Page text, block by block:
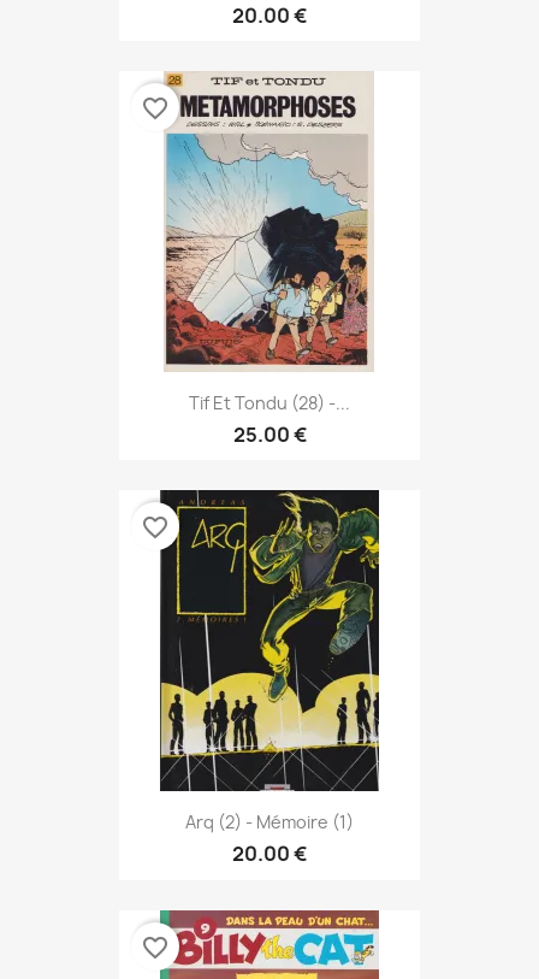
20.00 €
Tif Et Tondu (28) -...
25.00 €
favorite_border
Arq (2) - Mémoire (1)
20.00 €
favorite_border
favorite_border